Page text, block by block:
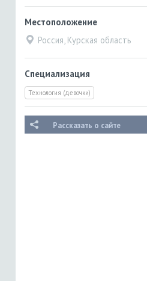
Местоположение
Россия, Курская область
Специализация
Технология (девочки)
Рассказать о сайте